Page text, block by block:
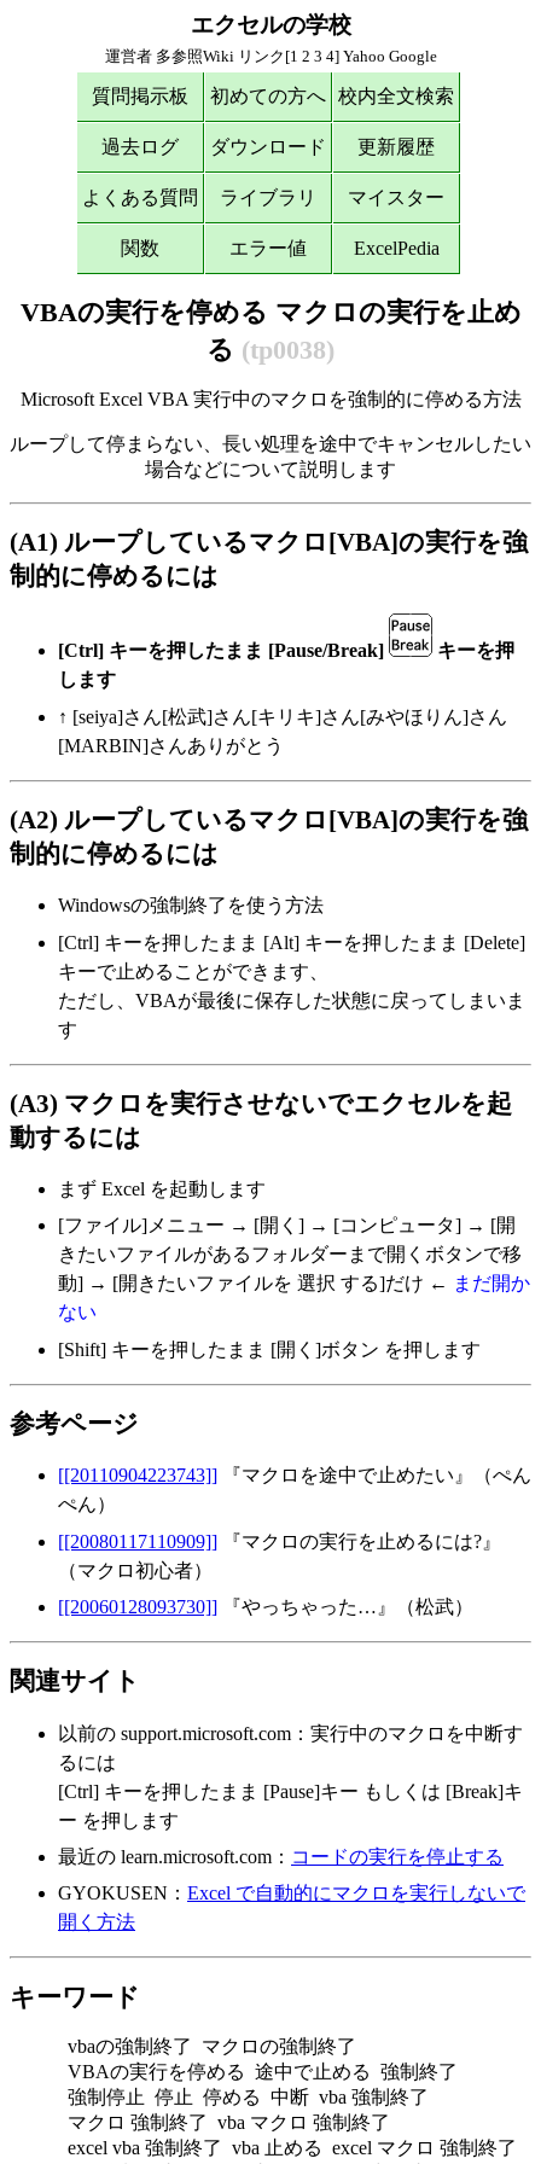
エクセルの学校
運営者 多参照Wiki リンク[1 2 3 4] Yahoo Google
質問掲示板 初めての方へ 校内全文検索
過去ログ ダウンロード 更新履歴
よくある質問 ライブラリ マイスター
関数 エラー値 ExcelPedia
VBAの実行を停める マクロの実行を止め
る (tp0038)
Microsoft Excel VBA 実行中のマクロを強制的に停める方法
ループして停まらない、長い処理を途中でキャンセルしたい
場合などについて説明します
(A1) ループしているマクロ[VBA]の実行を強
制的に停めるには
[Ctrl] キーを押したまま [Pause/Break]
キーを押
します
↑ [seiya]さん[松武]さん[キリキ]さん[みやほりん]さん
[MARBIN]さんありがとう
(A2) ループしているマクロ[VBA]の実行を強
制的に停めるには
Windowsの強制終了を使う方法
[Ctrl] キーを押したまま [Alt] キーを押したまま [Delete]
キーで止めることができます、
ただし、VBAが最後に保存した状態に戻ってしまいま
す
(A3) マクロを実行させないでエクセルを起
動するには
まず Excel を起動します
[ファイル]メニュー → [開く] → [コンピュータ] → [開
きたいファイルがあるフォルダーまで開くボタンで移
動] → [開きたいファイルを 選択 する]だけ ← まだ開か
ない
[Shift] キーを押したまま [開く]ボタン を押します
参考ページ
[[20110904223743]] 『マクロを途中で止めたい』（ぺん
ぺん）
[[20080117110909]] 『マクロの実行を止めるには?』
（マクロ初心者）
[[20060128093730]] 『やっちゃった…』（松武）
関連サイト
以前の support.microsoft.com：実行中のマクロを中断す
るには
[Ctrl] キーを押したまま [Pause]キー もしくは [Break]キ
ー を押します
最近の learn.microsoft.com： コードの実行を停止する
GYOKUSEN： Excel で自動的にマクロを実行しないで
開く方法
キーワード
vbaの強制終了
マクロの強制終了
VBAの実行を停める 途中で止める 強制終了
強制停止 停止 停める 中断 vba 強制終了
マクロ 強制終了 vba マクロ 強制終了
excel vba 強制終了 vba 止める excel マクロ 強制終了